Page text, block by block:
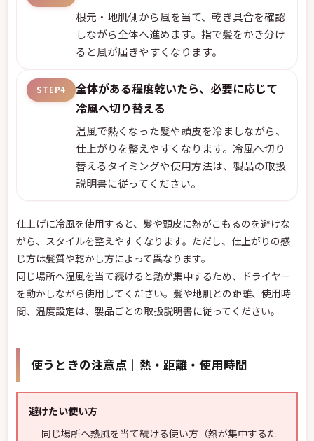
根元・地肌側から風を当て、乾き具合を確認
しながら全体へ進めます。指で髪をかき分け
ると風が届きやすくなります。
STEP4
全体がある程度乾いたら、必要に応じて
冷風へ切り替える
温風で熱くなった髪や頭皮を冷ましながら、
仕上がりを整えやすくなります。冷風へ切り
替えるタイミングや使用方法は、製品の取扱
説明書に従ってください。
仕上げに冷風を使用すると、髪や頭皮に熱がこもるのを避けな
がら、スタイルを整えやすくなります。ただし、仕上がりの感
じ方は髪質や乾かし方によって異なります。
同じ場所へ温風を当て続けると熱が集中するため、ドライヤー
を動かしながら使用してください。髪や地肌との距離、使用時
間、温度設定は、製品ごとの取扱説明書に従ってください。
使うときの注意点｜熱・距離・使用時間
避けたい使い方
同じ場所へ熱風を当て続ける使い方（熱が集中するた